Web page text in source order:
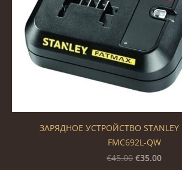
ЗАРЯДНОЕ УСТРОЙСТВО STANLEY
FMC692L-QW
€45.00 €35.00